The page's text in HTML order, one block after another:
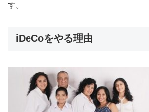
す。
iDeCoをやる理由